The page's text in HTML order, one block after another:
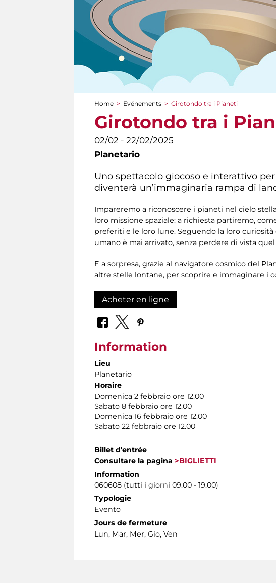
You are here
Home > Evénements > Girotondo tra i Pianeti
Girotondo tra i
02/02 - 22/02/2025
Planetario
Uno spettacolo giocoso e interattivo
diventerà un’immaginaria rampa di
Impareremo a riconoscere i pianeti nel cielo
loro missione spaziale: a richiesta partiremo,
preferiti e le loro lune. Seguendo la loro
umano è mai arrivato, senza perdere di vista
E a sorpresa, grazie al navigatore cosmico del
altre stelle lontane, per scoprire e immaginare i
Acheter en ligne
Information
Lieu
Planetario
Horaire
Domenica 2 febbraio ore 12.00
Sabato 8 febbraio ore 12.00
Domenica 16 febbraio ore 12.00
Sabato 22 febbraio ore 12.00
Billet d'entrée
Consultare la pagina >BIGLIETTI
Information
060608 (tutti i giorni 09.00 - 19.00)
Typologie
Evento
Jours de fermeture
Lun, Mar, Mer, Gio, Ven